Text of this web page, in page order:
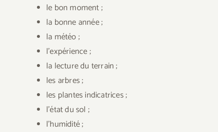
le bon moment ;
la bonne année ;
la météo ;
l’expérience ;
la lecture du terrain ;
les arbres ;
les plantes indicatrices ;
l’état du sol ;
l’humidité ;